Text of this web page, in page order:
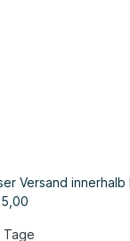
Versand
Tage